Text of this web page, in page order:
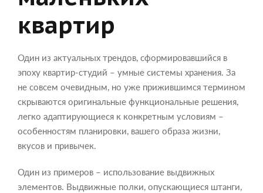
квартир
Один из актуальных трендов, сформировавшийся в
эпоху квартир-студий – умные системы хранения. За
не совсем очевидным, но уже прижившимся термином
скрываются оригинальные функциональные решения,
легко адаптирующиеся к конкретным условиям –
особенностям планировки, вашего образа жизни,
вкусов и привычек.
Один из примеров – использование выдвижных
элементов. Выдвижные полки, опускающиеся штанги,